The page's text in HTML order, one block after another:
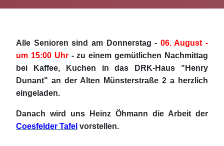
Alle Senioren sind am Donnerstag - 06. August -
um 15:00 Uhr- zu einem gemütlichen Nachmittag
bei Kaffee, Kuchen in das DRK-Haus "Henry
Dunant" an der Alten Münsterstraße 2 a herzlich
eingeladen.
Danach wird uns Heinz Öhmann die Arbeit der
Coesfelder Tafel vorstellen.